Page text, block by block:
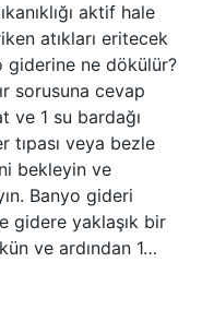
aktif hale
atıkları eritecek
giderine ne dökülür?
sorusuna cevap
ve 1 su bardağı
tıpası veya bezle
bekleyin ve
Banyo gideri
gidere yaklaşık bir
ve ardından 1…